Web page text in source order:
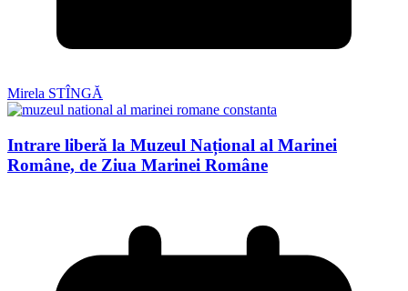
Mirela STÎNGĂ
Intrare liberă la Muzeul Național al Marinei
Române, de Ziua Marinei Române